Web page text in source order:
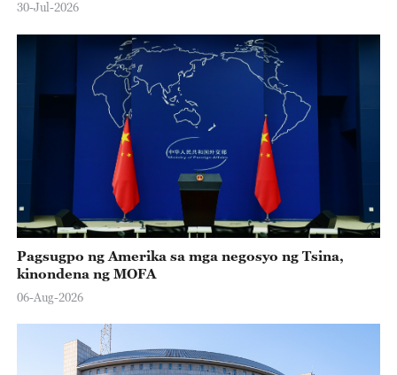
30-Jul-2026
Pagsugpo ng Amerika sa mga negosyo ng Tsina,
kinondena ng MOFA
06-Aug-2026